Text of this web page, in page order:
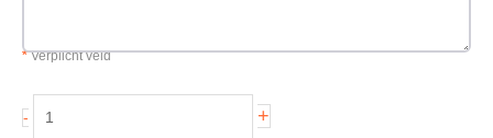
*Verplicht veld
- +